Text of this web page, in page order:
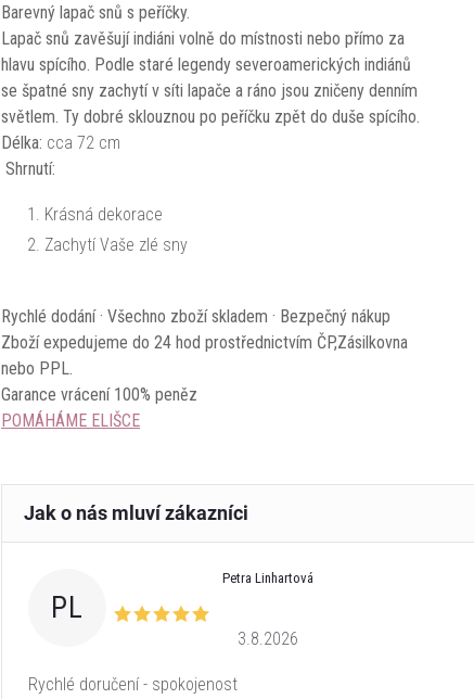
Barevný lapač snů s peříčky.
Lapač snů zavěšují indiáni volně do místnosti nebo přímo za
hlavu spícího. Podle staré legendy severoamerických indiánů
se špatné sny zachytí v síti lapače a ráno jsou zničeny denním
světlem. Ty dobré sklouznou po peříčku zpět do duše spícího.
Délka: cca 72 cm
Shrnutí:
Krásná dekorace
Zachytí Vaše zlé sny
Rychlé dodání · Všechno zboží skladem · Bezpečný nákup
Zboží expedujeme do 24 hod prostřednictvím ČP,Zásilkovna
nebo PPL.
Garance vrácení 100% peněz
POMÁHÁME ELIŠCE
PL
Petra Linhartová
3.8.2026
Rychlé doručení - spokojenost